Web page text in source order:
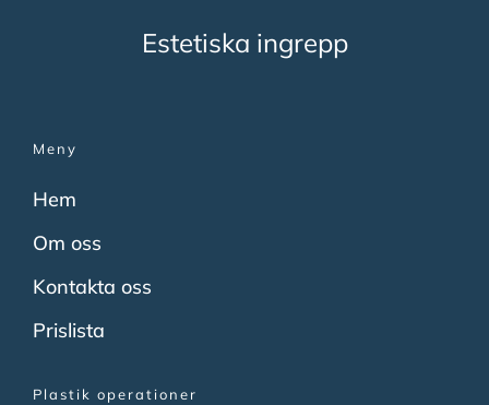
Estetiska ingrepp
Meny
Hem
Om oss
Kontakta oss
Prislista
Plastik operationer